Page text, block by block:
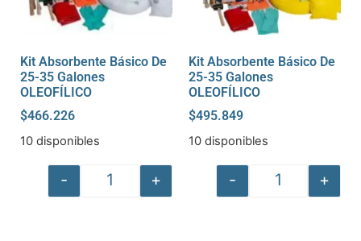
Kit Absorbente Básico De
25-35 Galones
OLEOFÍLICO
$466.226
10 disponibles
- +
Kit Absorbente Básico De
25-35 Galones
OLEOFÍLICO
$495.849
10 disponibles
- +